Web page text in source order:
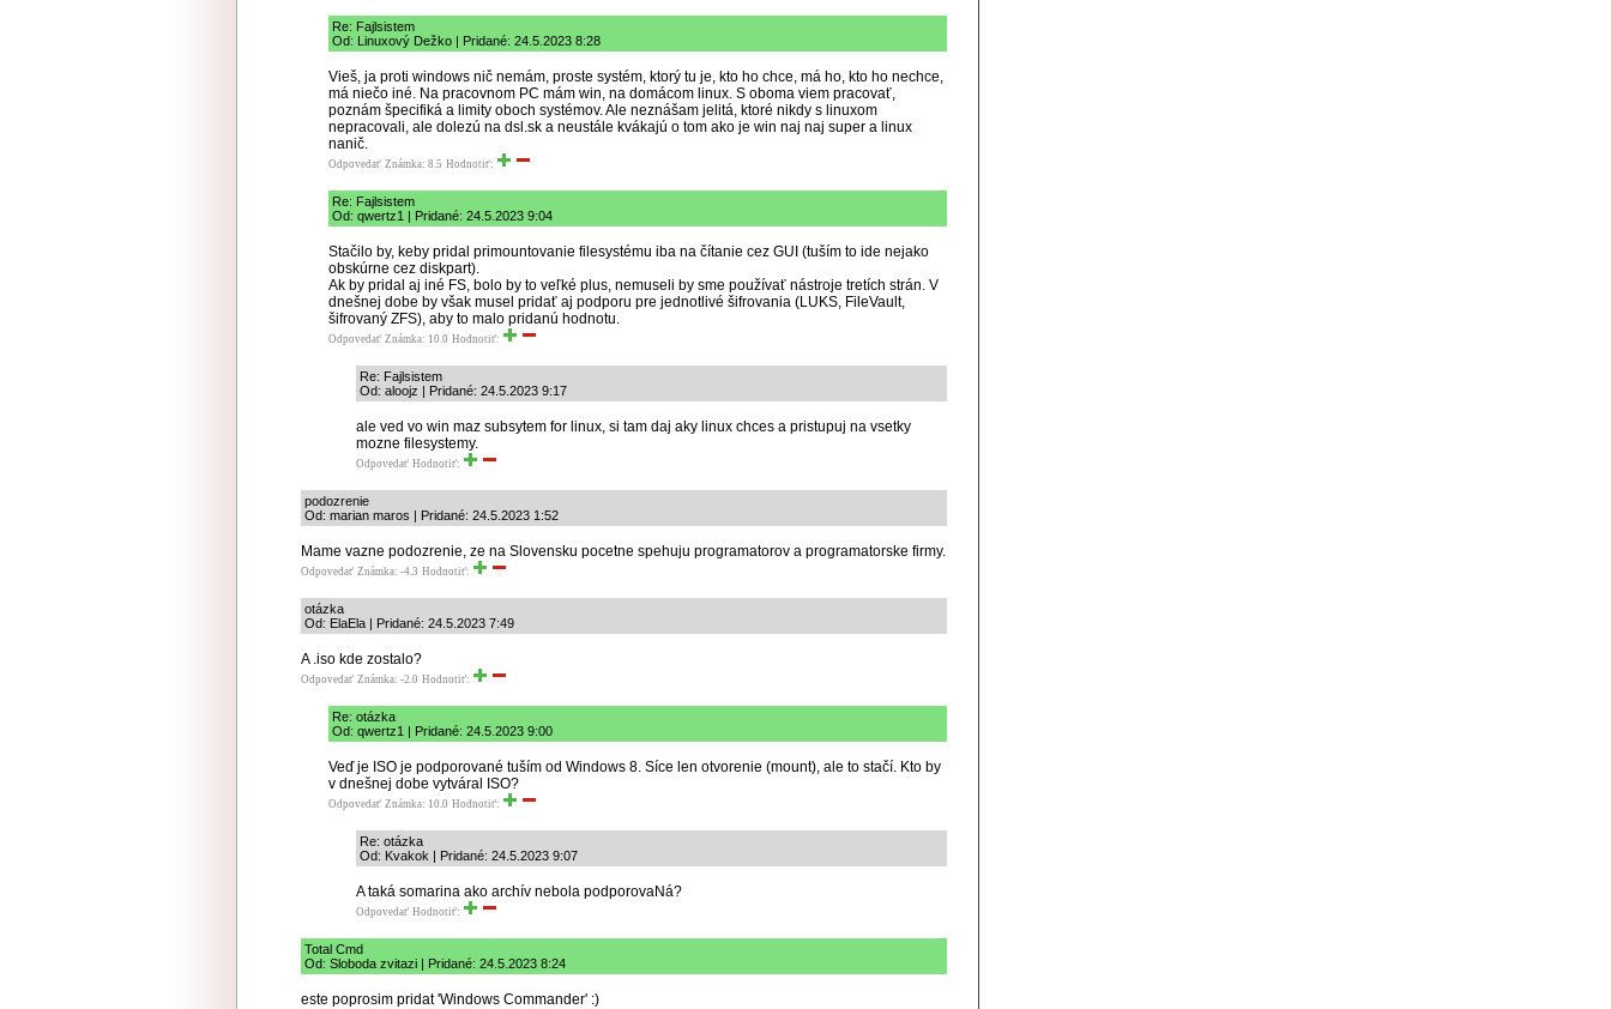
Re: Fajlsistem
Od: Linuxový Dežko | Pridané: 24.5.2023 8:28
Vieš, ja proti windows nič nemám, proste systém, ktorý tu je, kto ho chce, má ho, kto ho nechce,
má niečo iné. Na pracovnom PC mám win, na domácom linux. S oboma viem pracovať,
poznám špecifiká a limity oboch systémov. Ale neznášam jelitá, ktoré nikdy s linuxom
nepracovali, ale dolezú na dsl.sk a neustále kvákajú o tom ako je win naj naj super a linux
nanič.
Odpovedať Známka: 8.5 Hodnotiť:
Re: Fajlsistem
Od: qwertz1 | Pridané: 24.5.2023 9:04
Stačilo by, keby pridal primountovanie filesystému iba na čítanie cez GUI (tuším to ide nejako
obskúrne cez diskpart).
Ak by pridal aj iné FS, bolo by to veľké plus, nemuseli by sme používať nástroje tretích strán. V
dnešnej dobe by však musel pridať aj podporu pre jednotlivé šifrovania (LUKS, FileVault,
šifrovaný ZFS), aby to malo pridanú hodnotu.
Odpovedať Známka: 10.0 Hodnotiť:
Re: Fajlsistem
Od: aloojz | Pridané: 24.5.2023 9:17
ale ved vo win maz subsytem for linux, si tam daj aky linux chces a pristupuj na vsetky
mozne filesystemy.
Odpovedať Hodnotiť:
podozrenie
Od: marian maros | Pridané: 24.5.2023 1:52
Mame vazne podozrenie, ze na Slovensku pocetne spehuju programatorov a programatorske firmy.
Odpovedať Známka: -4.3 Hodnotiť:
otázka
Od: ElaEla | Pridané: 24.5.2023 7:49
A .iso kde zostalo?
Odpovedať Známka: -2.0 Hodnotiť:
Re: otázka
Od: qwertz1 | Pridané: 24.5.2023 9:00
Veď je ISO je podporované tuším od Windows 8. Síce len otvorenie (mount), ale to stačí. Kto by
v dnešnej dobe vytváral ISO?
Odpovedať Známka: 10.0 Hodnotiť:
Re: otázka
Od: Kvakok | Pridané: 24.5.2023 9:07
A taká somarina ako archív nebola podporovaNá?
Odpovedať Hodnotiť:
Total Cmd
Od: Sloboda zvitazi | Pridané: 24.5.2023 8:24
este poprosim pridat 'Windows Commander' :)